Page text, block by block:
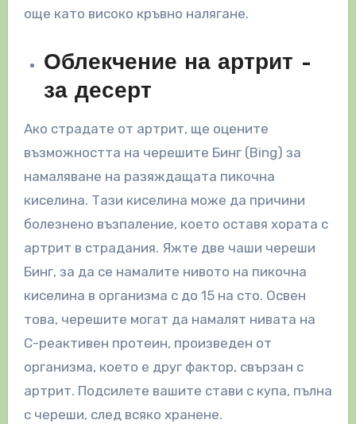
още като високо кръвно налягане.
Облекчение на артрит –
за десерт
Ако страдате от артрит, ще оцените
възможността на черешите Бинг (Bing) за
намаляване на разяждащата пикочна
киселина. Тази киселина може да причини
болезнено възпаление, което оставя хората с
артрит в страдания. Яжте две чаши череши
Бинг, за да се намалите нивото на пикочна
киселина в организма с до 15 на сто. Освен
това, черешите могат да намалят нивата на
С-реактивен протеин, произведен от
организма, което е друг фактор, свързан с
артрит. Подсилете вашите стави с купа, пълна
с череши, след всяко хранене.